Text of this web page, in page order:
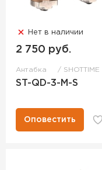
Нет в наличии
2 750 руб.
Антабка SHOTTIME
ST-QD-3-M-S
Оповестить